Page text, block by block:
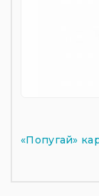
«Попугай»